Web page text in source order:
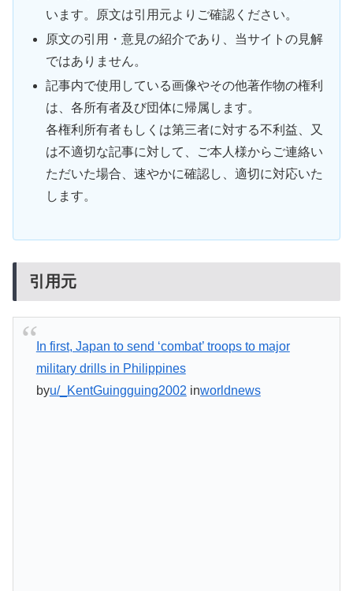
います。原文は引用元よりご確認ください。
原文の引用・意見の紹介であり、当サイトの見解
ではありません。
記事内で使用している画像やその他著作物の権利
は、各所有者及び団体に帰属します。
各権利所有者もしくは第三者に対する不利益、又
は不適切な記事に対して、ご本人様からご連絡い
ただいた場合、速やかに確認し、適切に対応いた
します。
引用元
In first, Japan to send ‘combat’ troops to major
military drills in Philippines
byu/_KentGuingguing2002 inworldnews